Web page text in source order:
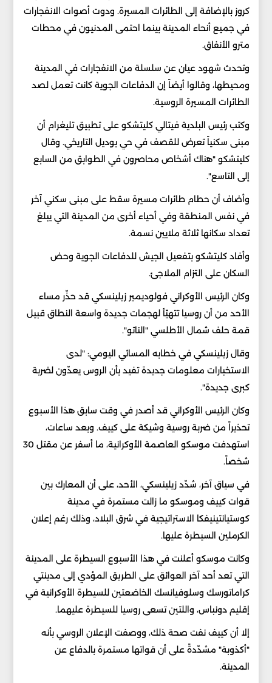
كروز بالإضافة إلى الطائرات المسيرة. ودوت أصوات الانفجارات
في جميع أنحاء المدينة بينما احتمى المدنيون في محطات
مترو الأنفاق.
وتحدث شهود عيان عن سلسلة من الانفجارات في المدينة
ومحيطها، وقالوا أيضاً إن الدفاعات الجوية كانت تعمل لصد
الطائرات المسيرة الروسية.
وكتب رئيس البلدية فيتالي كليتشكو على تطبيق تليغرام أن
مبنى سكنياً تعرض للقصف في حي بوديل التاريخي. وقال
كليتشكو "هناك أشخاص محاصرون في الطوابق من السابع
إلى التاسع".
وأضاف أن حطام طائرات مسيرة سقط على مبنى سكني آخر
في نفس المنطقة وفي أحياء أخرى من المدينة التي يبلغ
تعداد سكانها ثلاثة ملايين نسمة.
وأفاد كليتشكو بتفعيل الجيش للدفاعات الجوية وحض
السكان على التزام الملاجئ.
وكان الرئيس الأوكراني فولوديمير زيلينسكي قد حذّر مساء
الأحد من أن روسيا تتهيّأ لهجمات جديدة واسعة النطاق قبيل
قمة حلف شمال الأطلسي "الناتو".
وقال زيلينسكي في خطابه المسائي اليومي: "لدى
الاستخبارات معلومات جديدة تفيد بأن الروس يعدّون لضربة
كبرى جديدة".
وكان الرئيس الأوكراني قد أصدر في وقت سابق هذا الأسبوع
تحذيراً من ضربة روسية وشيكة على كييف. وبعد ساعات،
استهدفت موسكو العاصمة الأوكرانية، ما أسفر عن مقتل 30
شخصاً.
في سياق آخر، شدّد زيلينسكي، الأحد، على أن المعارك بين
قوات كييف وموسكو ما زالت مستمرة في مدينة
كوستيانتينيفكا الاستراتيجية في شرق البلاد، وذلك رغم إعلان
الكرملين السيطرة عليها.
وكانت موسكو أعلنت في هذا الأسبوع السيطرة على المدينة
التي تعد أحد آخر العوائق على الطريق المؤدي إلى مدينتي
كراماتورسك وسلوفيانسك الخاضعتين للسيطرة الأوكرانية في
إقليم دونباس، واللتين تسعى روسيا للسيطرة عليهما.
إلا أن كييف نفت صحة ذلك، ووصفت الإعلان الروسي بأنه
"أكذوبة" مشدّدةً على أن قواتها مستمرة بالدفاع عن
المدينة.